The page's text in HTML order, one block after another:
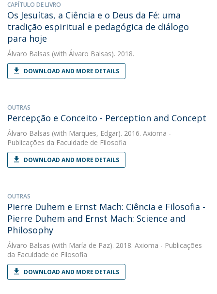
CAPÍTULO DE LIVRO
Os Jesuítas, a Ciência e o Deus da Fé: uma
tradição espiritual e pedagógica de diálogo
para hoje
Álvaro Balsas (with Álvaro Balsas). 2018.
DOWNLOAD AND MORE DETAILS
OUTRAS
Percepção e Conceito - Perception and Concept
Álvaro Balsas (with Marques, Edgar). 2016. Axioma -
Publicações da Faculdade de Filosofia
DOWNLOAD AND MORE DETAILS
OUTRAS
Pierre Duhem e Ernst Mach: Ciência e Filosofia -
Pierre Duhem and Ernst Mach: Science and
Philosophy
Álvaro Balsas (with María de Paz). 2018. Axioma - Publicações
da Faculdade de Filosofia
DOWNLOAD AND MORE DETAILS